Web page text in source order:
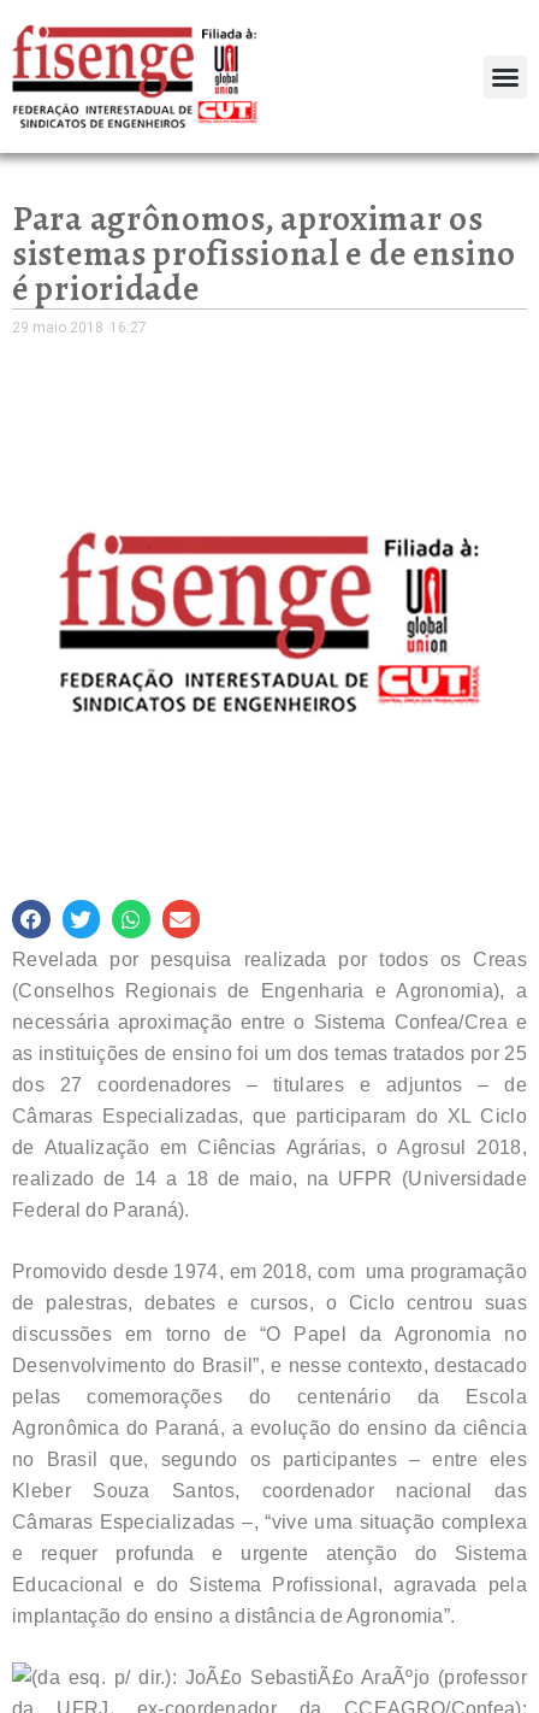
Para agrônomos, aproximar os
sistemas profissional e de ensino
é prioridade
29 maio 2018 16:27
Revelada por pesquisa realizada por todos os Creas
(Conselhos Regionais de Engenharia e Agronomia), a
necessária aproximação entre o Sistema Confea/Crea e
as instituições de ensino foi um dos temas tratados por 25
dos 27 coordenadores – titulares e adjuntos – de
Câmaras Especializadas, que participaram do XL Ciclo
de Atualização em Ciências Agrárias, o Agrosul 2018,
realizado de 14 a 18 de maio, na UFPR (Universidade
Federal do Paraná).
Promovido desde 1974, em 2018, com uma programação
de palestras, debates e cursos, o Ciclo centrou suas
discussões em torno de “O Papel da Agronomia no
Desenvolvimento do Brasil”, e nesse contexto, destacado
pelas comemorações do centenário da Escola
Agronômica do Paraná, a evolução do ensino da ciência
no Brasil que, segundo os participantes – entre eles
Kleber Souza Santos, coordenador nacional das
Câmaras Especializadas –, “vive uma situação complexa
e requer profunda e urgente atenção do Sistema
Educacional e do Sistema Profissional, agravada pela
implantação do ensino a distância de Agronomia”.